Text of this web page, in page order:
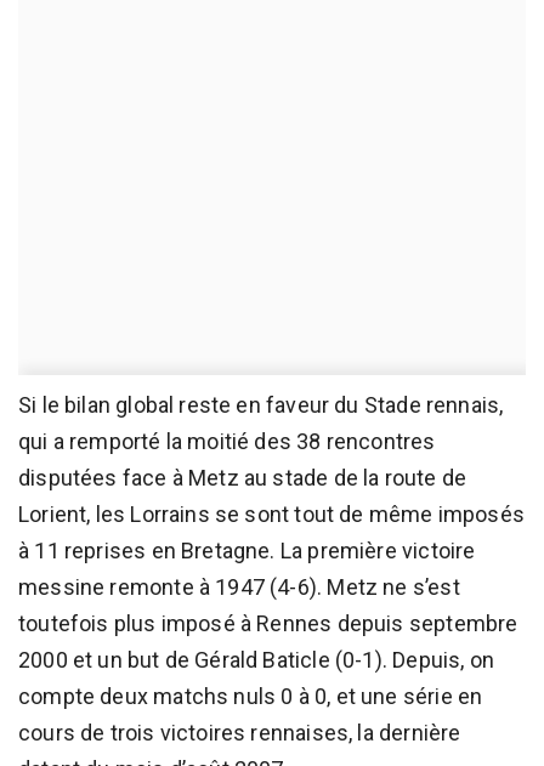
Si le bilan global reste en faveur du Stade rennais,
qui a remporté la moitié des 38 rencontres
disputées face à Metz au stade de la route de
Lorient, les Lorrains se sont tout de même imposés
à 11 reprises en Bretagne. La première victoire
messine remonte à 1947 (4-6). Metz ne s’est
toutefois plus imposé à Rennes depuis septembre
2000 et un but de Gérald Baticle (0-1). Depuis, on
compte deux matchs nuls 0 à 0, et une série en
cours de trois victoires rennaises, la dernière